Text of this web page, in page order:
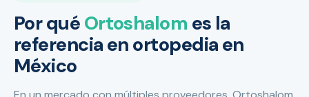
Por qué Ortoshalom es la
referencia en ortopedia en
México